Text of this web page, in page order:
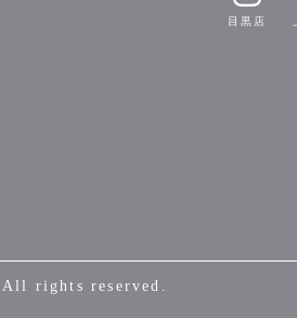
​目黒店
​All rights reserved.